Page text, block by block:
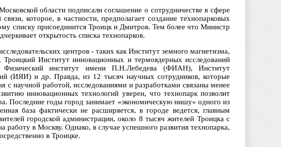
области подписали соглашение о сотрудничестве в сфере
которое, в частности, предполагает создание технопарковых
списку присоединится Троицк и Дмитров. Тем более что Министр
открытость списка технопарков.
центров - таких как Институт земного магнетизма,
Институт инновационных и термоядерных исследований
институт имени П.Н.Лебедева (ФИАН), Институт
(ИЯИ) и др. Правда, из 12 тысяч научных сотрудников, которые
с научной работой, исследованиями и разработками связаны менее
инновационных технологий уверен, что технопарк позволит
Последние годы город занимает «экономическую нишу» одного из
база фактически не расширяется, в городе ведется, главным
городской администрации, около 8 тысяч жителей Троицка с
в Москву. Однако, в случае успешного развития технопарка,
в Троицке.